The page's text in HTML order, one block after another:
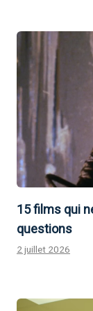
15 films qui
questions
2 juillet 2026